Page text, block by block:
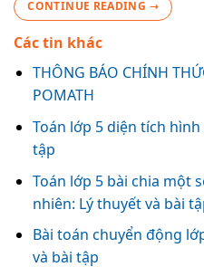
CONTINUE READING →
Các tin khác
THÔNG BÁO CHÍNH
POMATH
Toán lớp 5 diện tích
tập
Toán lớp 5 bài chia một
nhiên: Lý thuyết và bài
Bài toán chuyển động
và bài tập